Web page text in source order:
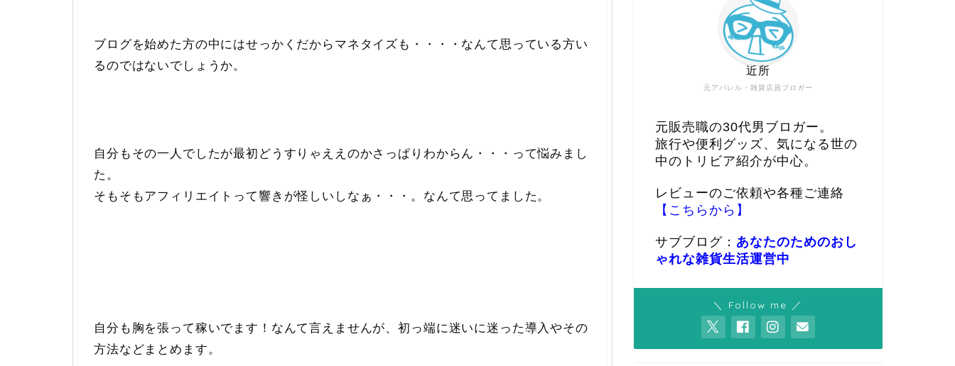
ブログを始めた方の中にはせっかくだからマネタイズも・・・・なんて思っている方い
るのではないでしょうか。
自分もその一人でしたが最初どうすりゃええのかさっぱりわからん・・・って悩みまし
た。
そもそもアフィリエイトって響きが怪しいしなぁ・・・。なんて思ってました。
自分も胸を張って稼いでます！なんて言えませんが、初っ端に迷いに迷った導入やその
方法などまとめます。
元アパレル・雑貨店員ブロガー
近所
元販売職の30代男ブロガー。
旅行や便利グッズ、気になる世の
中のトリビア紹介が中心。
レビューのご依頼や各種ご連絡
【こちらから】
サブブログ： あなたのためのおし
ゃれな雑貨生活運営中
＼ Follow me ／